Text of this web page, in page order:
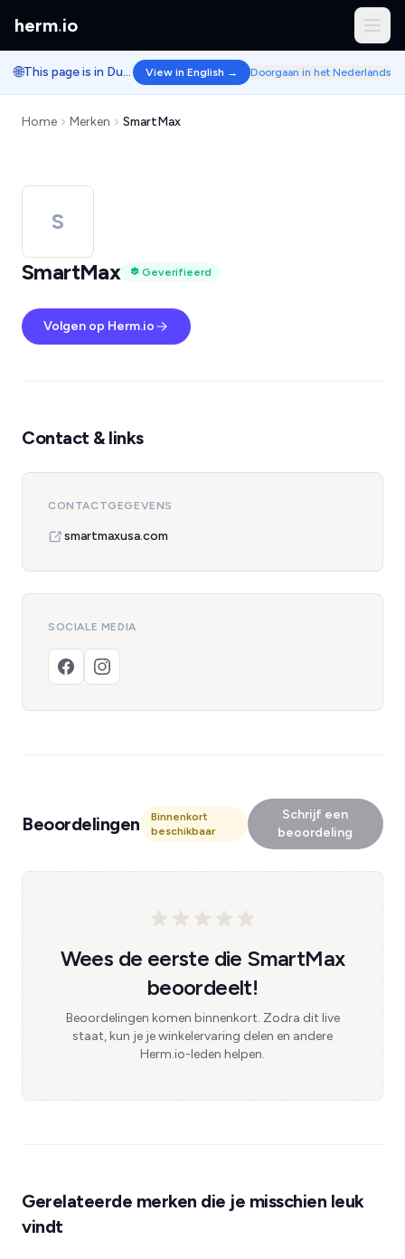
herm.io
🌐 This page is in Dutch. View in English → Doorgaan in het Nederlands
Home Merken SmartMax
S
SmartMax
Geverifieerd
Volgen op Herm.io
Contact & links
CONTACTGEGEVENS
smartmaxusa.com
SOCIALE MEDIA
Beoordelingen
Binnenkort
beschikbaar
Schrijf een
beoordeling
Wees de eerste die SmartMax
beoordeelt!
Beoordelingen komen binnenkort. Zodra dit live
staat, kun je je winkelervaring delen en andere
Herm.io-leden helpen.
Gerelateerde merken die je misschien leuk
vindt